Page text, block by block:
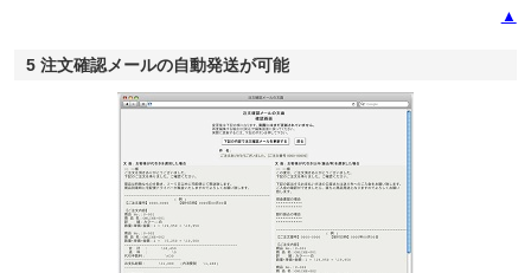
▲
5 注文確認メールの自動発送が可能